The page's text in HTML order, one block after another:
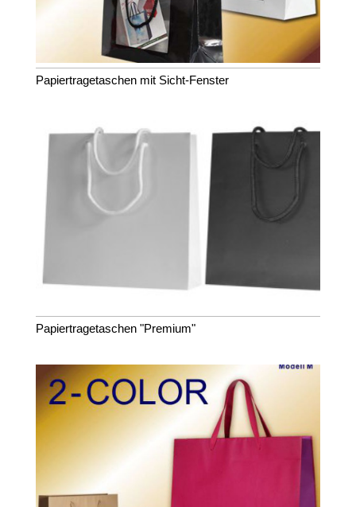
Papiertragetaschen mit Sicht-Fenster
Papiertragetaschen "Premium"